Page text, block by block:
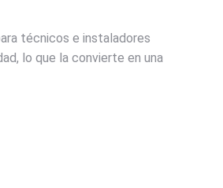
técnicos e instaladores
lo que la convierte en una